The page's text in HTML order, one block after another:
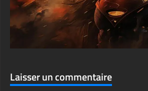
Laisser un commentaire